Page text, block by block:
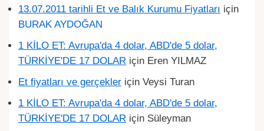
13.07.2011 tarihli Et ve Balık Kurumu Fiyatları için
BURAK AYDOĞAN
1 KİLO ET: Avrupa'da 4 dolar, ABD'de 5 dolar,
TÜRKİYE'DE 17 DOLAR için Eren YILMAZ
Et fiyatları ve gerçekler için Veysi Turan
1 KİLO ET: Avrupa'da 4 dolar, ABD'de 5 dolar,
TÜRKİYE'DE 17 DOLAR için Süleyman